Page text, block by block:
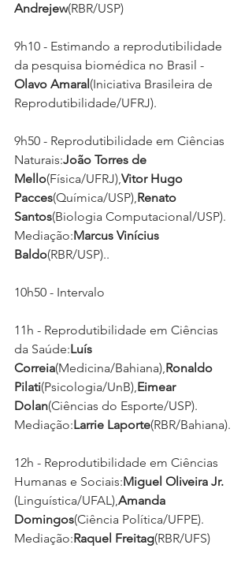
Andrejew(RBR/USP)
9h10 - Estimando a reprodutibilidade
da pesquisa biomédica no Brasil -
Olavo Amaral(Iniciativa Brasileira de
Reprodutibilidade/UFRJ).
9h50 - Reprodutibilidade em Ciências
Naturais:João Torres de
Mello(Física/UFRJ),Vitor Hugo
Pacces(Química/USP),Renato
Santos(Biologia Computacional/USP).
Mediação:Marcus Vinícius
Baldo(RBR/USP)..
10h50 - Intervalo
11h - Reprodutibilidade em Ciências
da Saúde:Luís
Correia(Medicina/Bahiana),Ronaldo
Pilati(Psicologia/UnB),Eimear
Dolan(Ciências do Esporte/USP).
Mediação:Larrie Laporte(RBR/Bahiana).
12h - Reprodutibilidade em Ciências
Humanas e Sociais:Miguel Oliveira Jr.
(Linguística/UFAL),Amanda
Domingos(Ciência Política/UFPE).
Mediação:Raquel Freitag(RBR/UFS)